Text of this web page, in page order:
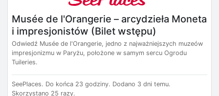
Musée de l'Orangerie – arcydzieła Moneta
i impresjonistów (Bilet wstępu)
Odwiedź Musée de l'Orangerie, jedno z najważniejszych muzeów
impresjonizmu w Paryżu, położone w samym sercu Ogrodu
Tuileries.
SeePlaces. Do końca 23 godziny. Dodano 3 dni temu.
Skorzystano 25 razy.